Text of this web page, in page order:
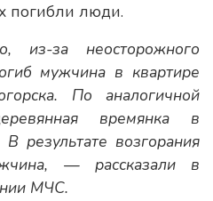
погибли люди.
из-за неосторожного
мужчина в квартире
По аналогичной
времянка в
результате возгорания
— рассказали в
МЧС.